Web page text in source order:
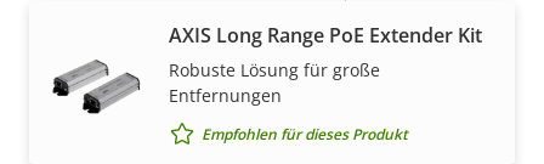
Remote-Zoom
Integrierte IR-Beleuchtung
AXIS Long Range PoE Extender Kit
Robuste Lösung für große
Entfernungen
Empfohlen für dieses Produkt